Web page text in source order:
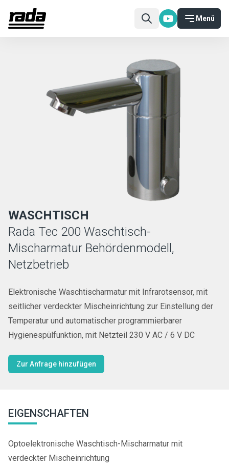
Menü
WASCHTISCH
Rada Tec 200 Waschtisch-
Mischarmatur Behördenmodell,
Netzbetrieb
Elektronische Waschtischarmatur mit Infrarotsensor, mit
seitlicher verdeckter Mischeinrichtung zur Einstellung der
Temperatur und automatischer programmierbarer
Hygienespülfunktion, mit Netzteil 230 V AC / 6 V DC
Zur Anfrage hinzufügen
EIGENSCHAFTEN
Optoelektronische Waschtisch-Mischarmatur mit
verdeckter Mischeinrichtung